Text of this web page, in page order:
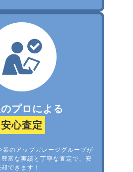
プロによる
安心査定
業のアップガレージグループが
富な実績と丁寧な査定で、安
できます！